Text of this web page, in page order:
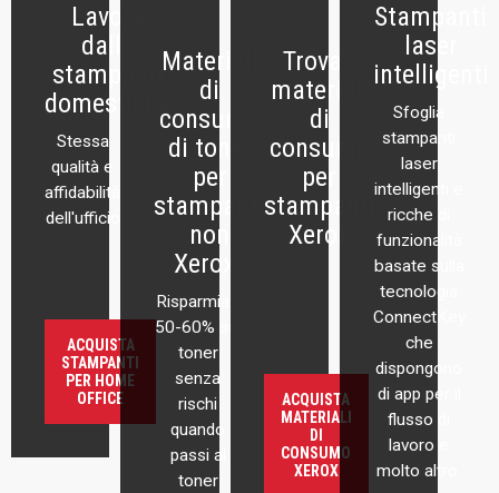
Lavora
dalle
stampanti
domestiche
Stessa
qualità e
affidabilità
dell'ufficio
ACQUISTA
STAMPANTI
PER HOME
OFFICE
Materiali
di
consumo
di toner
per
stampanti
non
Xerox*
Risparmia il
50-60% sul
toner
senza
rischi
quando
passi al
toner
Trova i
materiali
di
consumo
per
stampanti
Xerox
ACQUISTA
MATERIALI
DI
CONSUMO
XEROX
Stampanti
laser
intelligenti
Sfoglia
stampanti
laser
intelligenti e
ricche di
funzionalità
basate sulla
tecnologia
ConnectKey
che
dispongono
di app per il
flusso di
lavoro e
molto altro.